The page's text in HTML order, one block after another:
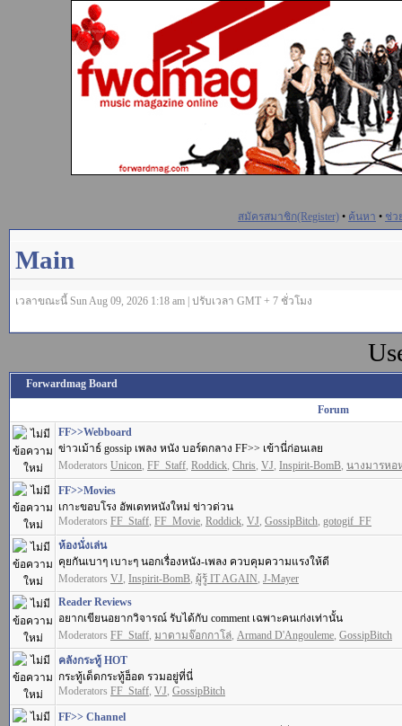
สมัครสมาชิก(Register) • ค้นหา • ช่ว
Main
เวลาขณะนี้ Sun Aug 09, 2026 1:18 am | ปรับเวลา GMT + 7 ชั่วโมง
Forwardmag Board
Forum
FF>>Webboard
ข่าวเม้าธ์ gossip เพลง หนัง บอร์ดกลาง FF>> เข้านี่ก่อนเลย
Moderators Unicon, FF_Staff, Roddick, Chris, VJ, Inspirit-BomB, นางมารหอ
FF>>Movies
เกาะขอบโรง อัพเดทหนังใหม่ ข่าวด่วน
Moderators FF_Staff, FF_Movie, Roddick, VJ, GossipBitch, gotogif_FF
ห้องนั่งเล่น
คุยกันเบาๆ เบาะๆ นอกเรื่องหนัง-เพลง ควบคุมความแรงให้ดี
Moderators VJ, Inspirit-BomB, ผู้รู้ IT AGAIN, J-Mayer
Reader Reviews
อยากเขียนอยากวิจารณ์ รับได้กับ comment เฉพาะคนเก่งเท่านั้น
Moderators FF_Staff, มาดามจ๊อกกาโล่, Armand D'Angouleme, GossipBitch
คลังกระทู้ HOT
กระทู้เด็ดกระทู้ฮ็อต รวมอยู่ที่นี่
Moderators FF_Staff, VJ, GossipBitch
FF>> Channel